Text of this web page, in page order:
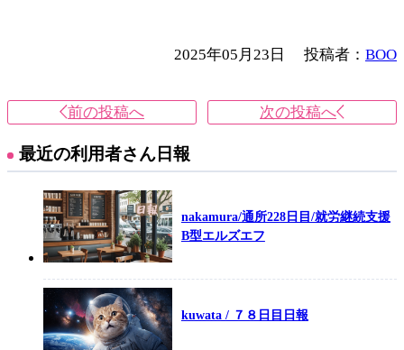
2025年05月23日 投稿者： BOO
前の投稿へ 次の投稿へ
最近の利用者さん日報
nakamura/通所228日目/就労継続支援
B型エルズエフ
kuwata / ７８日目日報